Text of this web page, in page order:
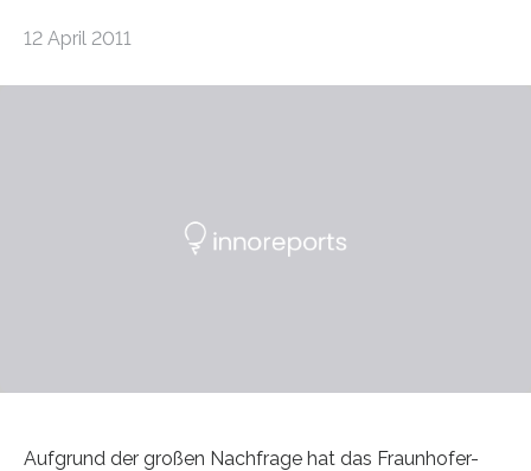
12 April 2011
Aufgrund der großen Nachfrage hat das Fraunhofer-